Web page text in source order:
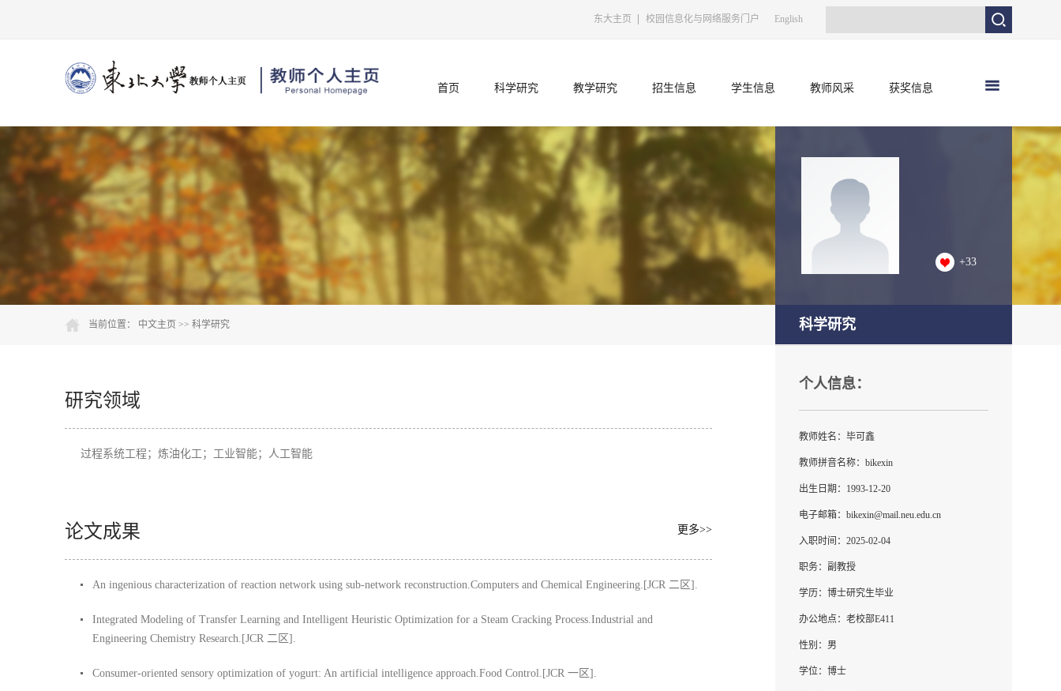
东大主页 校园信息化与网络服务门户 English
首页 科学研究 教学研究 招生信息 学生信息 教师风采 获奖信息
当前位置： 中文主页 >> 科学研究
研究领域
过程系统工程；炼油化工；工业智能；人工智能
论文成果 更多>>
An ingenious characterization of reaction network using sub-network reconstruction.Computers and Chemical Engineering.[JCR 二区].
Integrated Modeling of Transfer Learning and Intelligent Heuristic Optimization for a Steam Cracking Process.Industrial and
Engineering Chemistry Research.[JCR 二区].
Consumer-oriented sensory optimization of yogurt: An artificial intelligence approach.Food Control.[JCR 一区].
+33
科学研究
个人信息：
教师姓名：毕可鑫
教师拼音名称：bikexin
出生日期：1993-12-20
电子邮箱： bikexin@mail.neu.edu.cn
入职时间：2025-02-04
职务：副教授
学历：博士研究生毕业
办公地点：老校部E411
性别：男
学位：博士